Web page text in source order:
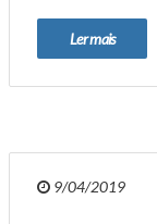
Ler mais
9/04/2019